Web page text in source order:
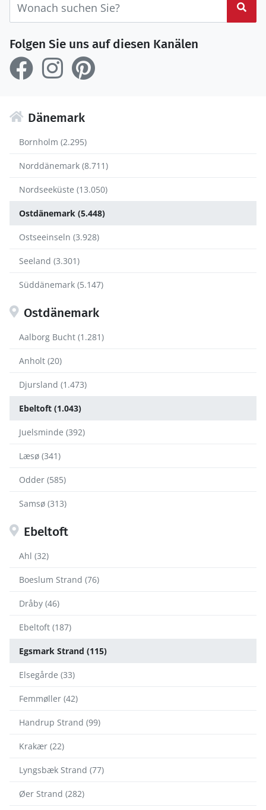
Folgen Sie uns auf diesen Kanälen
Dänemark
Bornholm (2.295)
Norddänemark (8.711)
Nordseeküste (13.050)
Ostdänemark (5.448)
Ostseeinseln (3.928)
Seeland (3.301)
Süddänemark (5.147)
Ostdänemark
Aalborg Bucht (1.281)
Anholt (20)
Djursland (1.473)
Ebeltoft (1.043)
Juelsminde (392)
Læsø (341)
Odder (585)
Samsø (313)
Ebeltoft
Ahl (32)
Boeslum Strand (76)
Dråby (46)
Ebeltoft (187)
Egsmark Strand (115)
Elsegårde (33)
Femmøller (42)
Handrup Strand (99)
Krakær (22)
Lyngsbæk Strand (77)
Øer Strand (282)